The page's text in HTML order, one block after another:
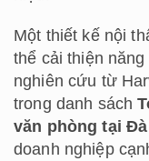
Một thiết kế nội
thể cải thiện
nghiên cứu từ
trong danh sách
văn phòng tại
doanh nghiệp